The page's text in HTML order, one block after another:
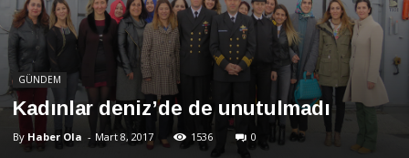
GÜNDEM
Kadınlar deniz’de de unutulmadı
By Haber Ola - Mart 8, 2017 1536 0